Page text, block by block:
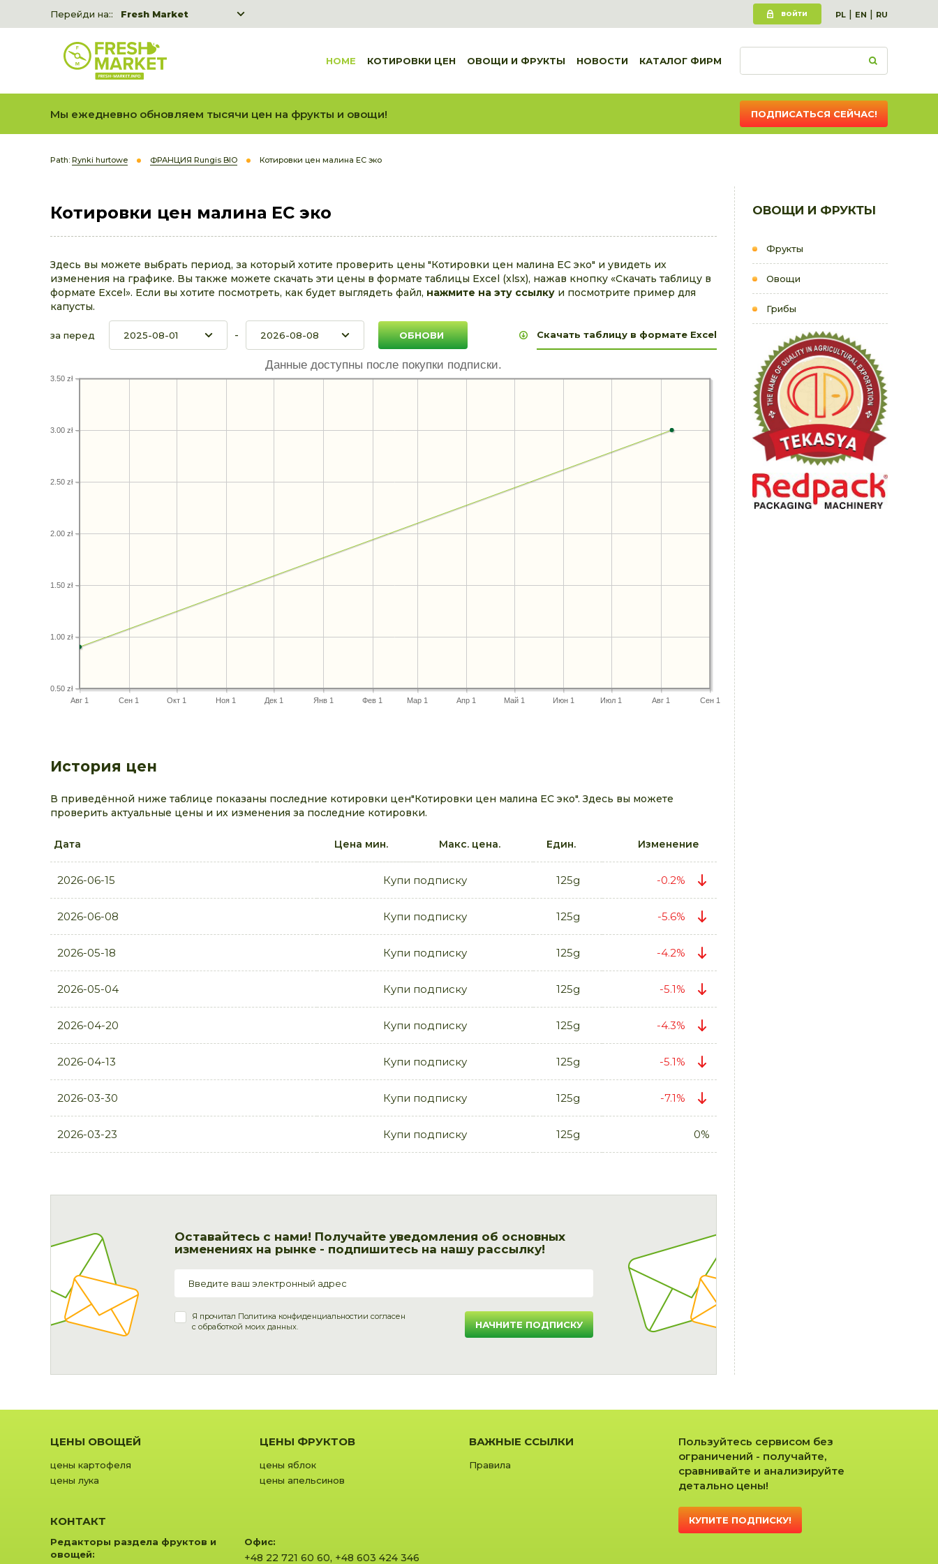
Перейди на::
Fresh Market
Fresh Market event B2B
ВОЙТИ PL | EN | RU
HOME КОТИРОВКИ ЦЕН ОВОЩИ И ФРУКТЫ НОВОСТИ КАТАЛОГ ФИРМ
Мы ежедневно обновляем тысячи цен на фрукты и овощи! ПОДПИСАТЬСЯ СЕЙЧАС!
Path: Rynki hurtowe ФРАНЦИЯ Rungis BIO Котировки цен малина ЕС эко
ОВОЩИ И ФРУКТЫ
Фрукты
Овощи
Грибы
Котировки цен малина ЕС эко
Здесь вы можете выбрать период, за который хотите проверить цены "Котировки цен малина ЕС эко" и увидеть их
изменения на графике. Вы также можете скачать эти цены в формате таблицы Excel (xlsx), нажав кнопку «Скачать таблицу в
формате Excel». Если вы хотите посмотреть, как будет выглядеть файл, нажмите на эту ссылку и посмотрите пример для
капусты.
за перед - Скачать таблицу в формате Excel
Данные доступны после покупки подписки.
Авг 1 Сен 1 Окт 1 Ноя 1 Дек 1 Янв 1 Фев 1 Мар 1 Апр 1 Май 1 Июн 1 Июл 1 Авг 1 Сен 1
0.50 zł
1.00 zł
1.50 zł
2.00 zł
2.50 zł
3.00 zł
3.50 zł
История цен
В приведённой ниже таблице показаны последние котировки цен"Котировки цен малина ЕС эко". Здесь вы можете
проверить актуальные цены и их изменения за последние котировки.
Дата Цена мин. Макс. цена. Един. Изменение
2026-06-15 Купи подписку 125g -0.2%
2026-06-08 Купи подписку 125g -5.6%
2026-05-18 Купи подписку 125g -4.2%
2026-05-04 Купи подписку 125g -5.1%
2026-04-20 Купи подписку 125g -4.3%
2026-04-13 Купи подписку 125g -5.1%
2026-03-30 Купи подписку 125g -7.1%
2026-03-23 Купи подписку 125g 0%
Оставайтесь с нами! Получайте уведомления об основных
изменениях на рынке - подпишитесь на нашу рассылку!
Я прочитал Политика конфиденциальностии согласен
с обработкой моих данных.
НАЧНИТЕ ПОДПИСКУ
ЦЕНЫ ОВОЩЕЙ
цены картофеля
цены лука
ЦЕНЫ ФРУКТОВ
цены яблок
цены апельсинов
ВАЖНЫЕ ССЫЛКИ
Правила
КОНТАКТ
Редакторы раздела фруктов и
овощей:
Офис:
+48 22 721 60 60, +48 603 424 346
Пользуйтесь сервисом без
ограничений - получайте,
сравнивайте и анализируйте
детально цены!
КУПИТЕ ПОДПИСКУ!